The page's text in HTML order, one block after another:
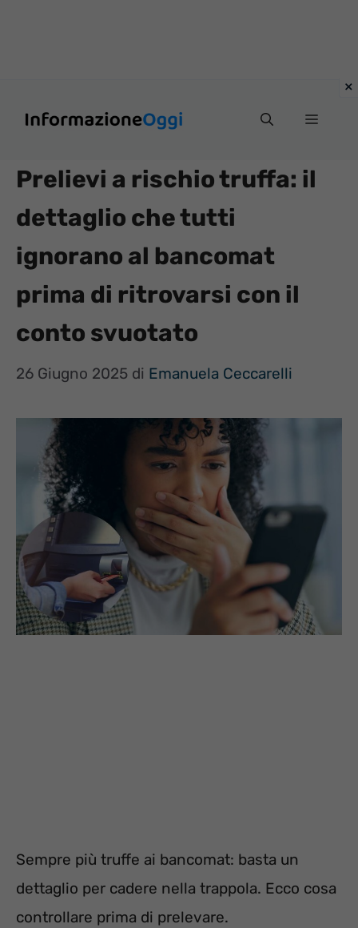
Menu
Prelievi a rischio truffa: il
dettaglio che tutti
ignorano al bancomat
prima di ritrovarsi con il
conto svuotato
26 Giugno 2025 di Emanuela Ceccarelli
Sempre più truffe ai bancomat: basta un
dettaglio per cadere nella trappola. Ecco cosa
controllare prima di prelevare.